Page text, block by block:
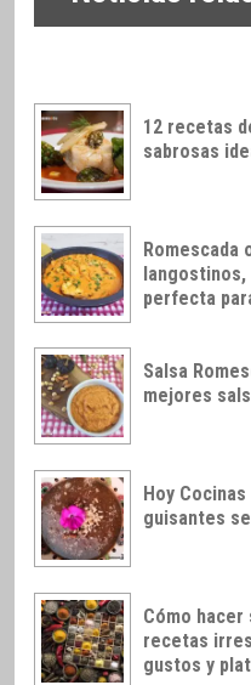
12 recetas
sabrosas
Romescada
perfecta
Salsa
mejores
Hoy
guisantes
Cómo hacer
recetas
gustos y